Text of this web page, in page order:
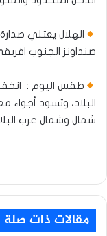
الهلال يعتلي
صنداونز الجنوب افريقي
طقس اليوم :
البلاد، وتسود أجواء
شمال وشمال غرب
مقالات ذات صلة